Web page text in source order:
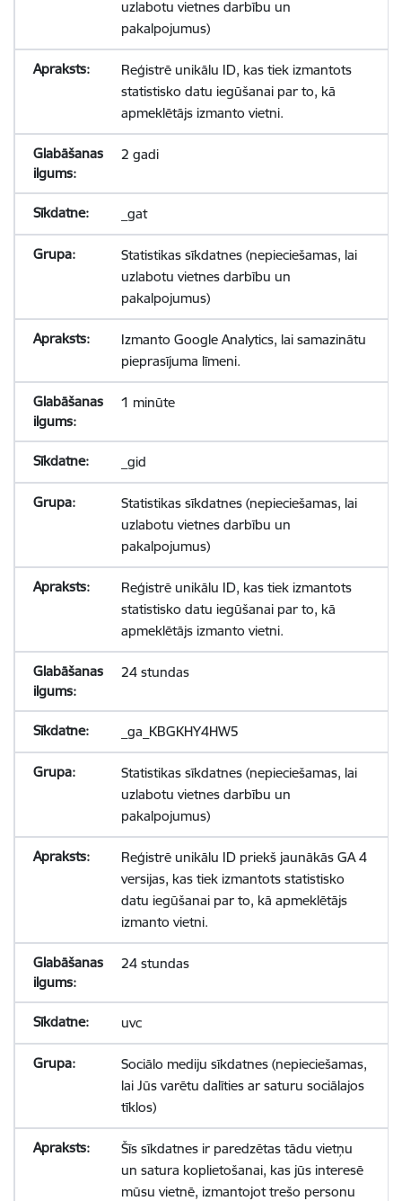
uzlabotu vietnes darbību un
pakalpojumus)
Reģistrē unikālu ID, kas tiek izmantots
statistisko datu iegūšanai par to, kā
apmeklētājs izmanto vietni.
2 gadi
_gat
Statistikas sīkdatnes (nepieciešamas, lai
uzlabotu vietnes darbību un
pakalpojumus)
Izmanto Google Analytics, lai samazinātu
pieprasījuma līmeni.
1 minūte
_gid
Statistikas sīkdatnes (nepieciešamas, lai
uzlabotu vietnes darbību un
pakalpojumus)
Reģistrē unikālu ID, kas tiek izmantots
statistisko datu iegūšanai par to, kā
apmeklētājs izmanto vietni.
24 stundas
_ga_KBGKHY4HW5
Statistikas sīkdatnes (nepieciešamas, lai
uzlabotu vietnes darbību un
pakalpojumus)
Reģistrē unikālu ID priekš jaunākās GA 4
versijas, kas tiek izmantots statistisko
datu iegūšanai par to, kā apmeklētājs
izmanto vietni.
24 stundas
uvc
Sociālo mediju sīkdatnes (nepieciešamas,
lai Jūs varētu dalīties ar saturu sociālajos
tīklos)
Šīs sīkdatnes ir paredzētas tādu vietņu
un satura koplietošanai, kas jūs interesē
mūsu vietnē, izmantojot trešo personu